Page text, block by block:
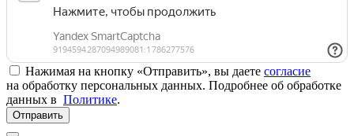
Нажимая на кнопку «Отправить», вы даете согласие
на обработку персональных данных. Подробнее об обработке
данных в Политике.
Отправить